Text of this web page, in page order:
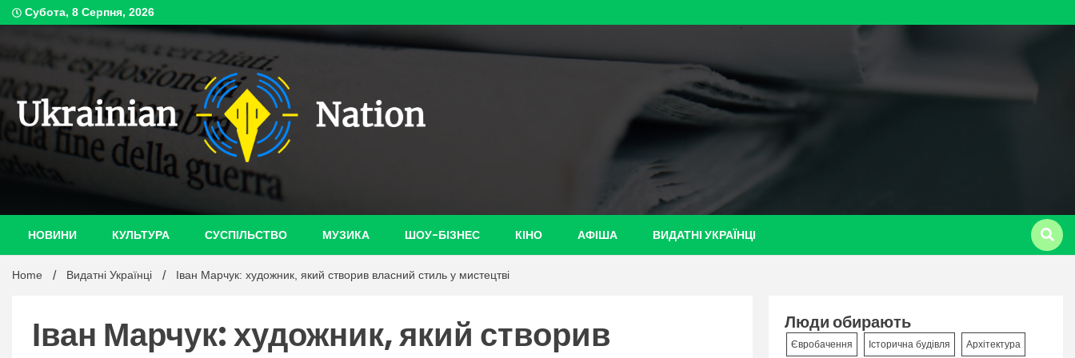
Skip
to
Субота, 8 Серпня, 2026
ukrainian-
НОВИНИ КУЛЬТУРА СУСПІЛЬСТВО МУЗИКА ШОУ-БІЗНЕС КІНО АФІША ВИДАТНІ УКРАЇНЦІ
Home Видатні Українці Іван Марчук: художник, який створив власний стиль у мистецтві
Іван Марчук: художник, який створив
Люди обирають
Євробачення Історична будівля Архітектура